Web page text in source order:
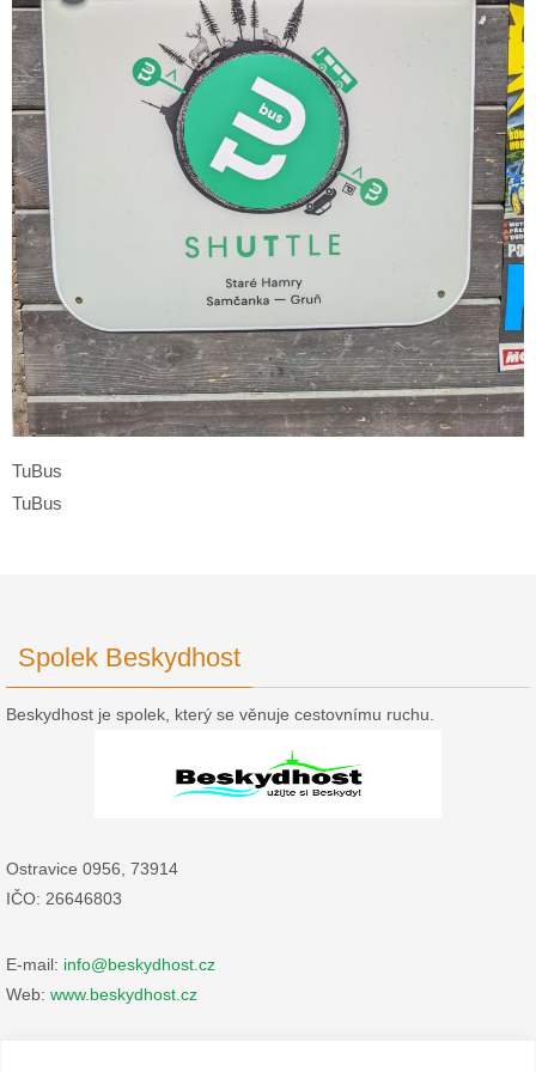
TuBus
TuBus
Spolek Beskydhost
Beskydhost je spolek, který se věnuje cestovnímu ruchu.
Ostravice 0956, 73914
IČO: 26646803
E-mail: info@beskydhost.cz
Web: www.beskydhost.cz